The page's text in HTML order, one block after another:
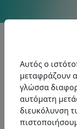
Πολιτική
Πελατών
Έκθεση
Αυτός ο
μεταφράζουν
γλώσσα
αυτόματη
διευκόλυνση